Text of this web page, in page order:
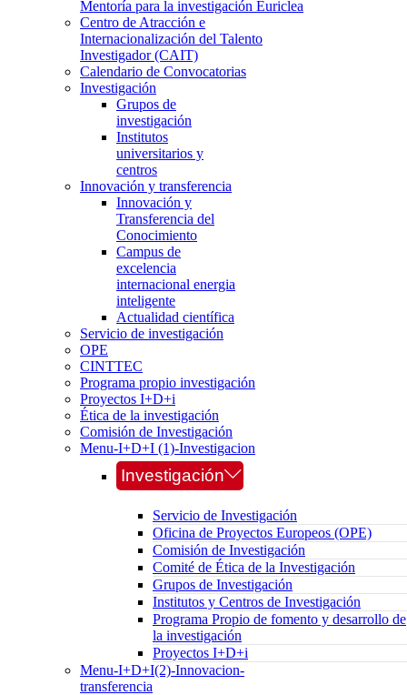
Mentoría para la investigación Euriclea
Centro de Atracción e
Internacionalización del Talento
Investigador (CAIT)
Calendario de Convocatorias
Investigación
Grupos de
investigación
Institutos
universitarios y
centros
Innovación y transferencia
Innovación y
Transferencia del
Conocimiento
Campus de
excelencia
internacional energia
inteligente
Actualidad científica
Servicio de investigación
OPE
CINTTEC
Programa propio investigación
Proyectos I+D+i
Ética de la investigación
Comisión de Investigación
Menu-I+D+I (1)-Investigacion
Investigación
Servicio de Investigación
Oficina de Proyectos Europeos (OPE)
Comisión de Investigación
Comité de Ética de la Investigación
Grupos de Investigación
Institutos y Centros de Investigación
Programa Propio de fomento y desarrollo de
la investigación
Proyectos I+D+i
Menu-I+D+I(2)-Innovacion-
transferencia